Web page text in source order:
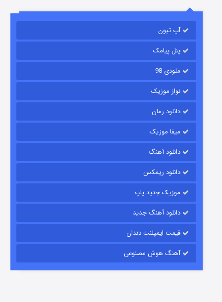
مردگان متحرک: شهر مرده ۳
قسمت2 (زیرنویس) منتشر شد
قسمت7 (زیرنویس) منتشر شد
آپ تیون
پنل پیامک
ملودی 98
نواز موزیک
دانلود رمان
میفا موزیک
دانلود آهنگ
دانلود ریمکس
موزیک جدید پاپ
دانلود آهنگ جدید
قیمت ایمپلنت دندان
آهنگ هوش مصنوعی